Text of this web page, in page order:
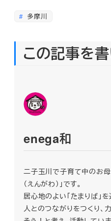
多摩川
この記事を
enega和
二子玉川で子育て中のお
（えんがわ）」です。
居心地のよい「たまりば」
人とのつながりをつくり、